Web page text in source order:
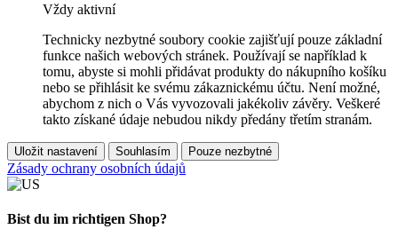
Vždy aktivní
Technicky nezbytné soubory cookie zajišťují pouze základní
funkce našich webových stránek. Používají se například k
tomu, abyste si mohli přidávat produkty do nákupního košíku
nebo se přihlásit ke svému zákaznickému účtu. Není možné,
abychom z nich o Vás vyvozovali jakékoliv závěry. Veškeré
takto získané údaje nebudou nikdy předány třetím stranám.
Uložit nastavení Souhlasím Pouze nezbytné
Zásady ochrany osobních údajů
Bist du im richtigen Shop?